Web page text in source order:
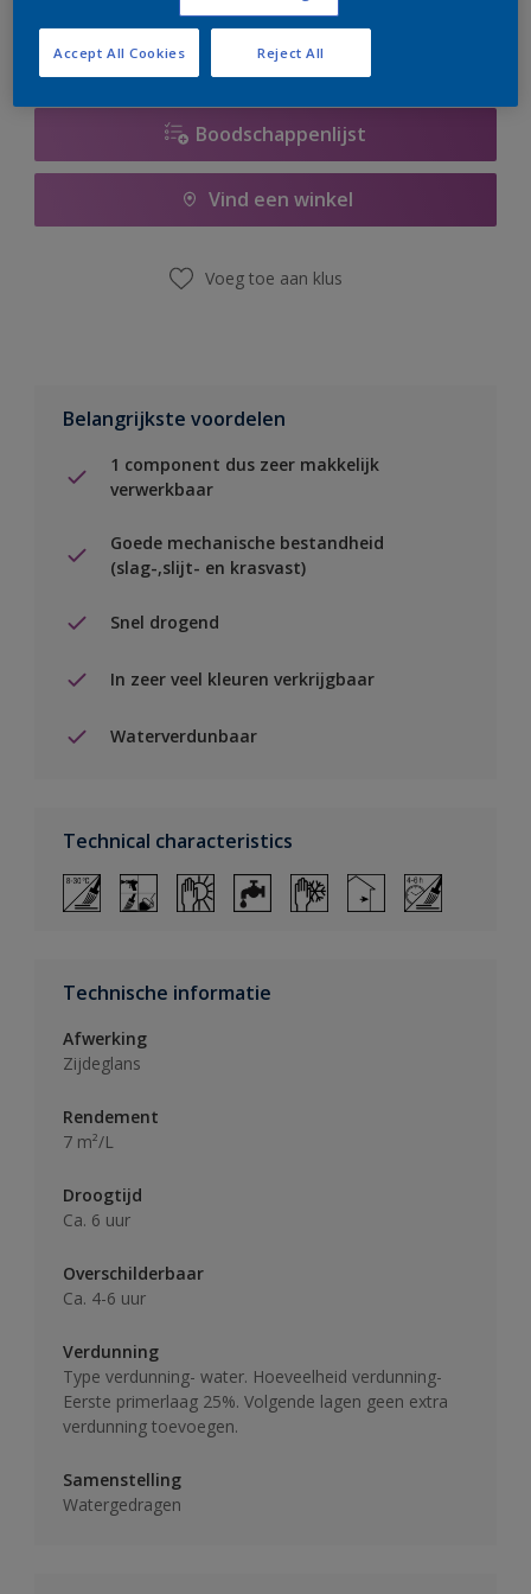
Boodschappenlijst
Vind een winkel
Voeg toe aan klus
Belangrijkste voordelen
1 component dus zeer makkelijk
verwerkbaar
Goede mechanische bestandheid
(slag-,slijt- en krasvast)
Snel drogend
In zeer veel kleuren verkrijgbaar
Waterverdunbaar
Technical characteristics
Technische informatie
Afwerking
Zijdeglans
Rendement
7 m²/L
Droogtijd
Ca. 6 uur
Overschilderbaar
Ca. 4-6 uur
Verdunning
Type verdunning- water. Hoeveelheid verdunning-
Eerste primerlaag 25%. Volgende lagen geen extra
verdunning toevoegen.
Samenstelling
Watergedragen
Reject All
Accept All Cookies